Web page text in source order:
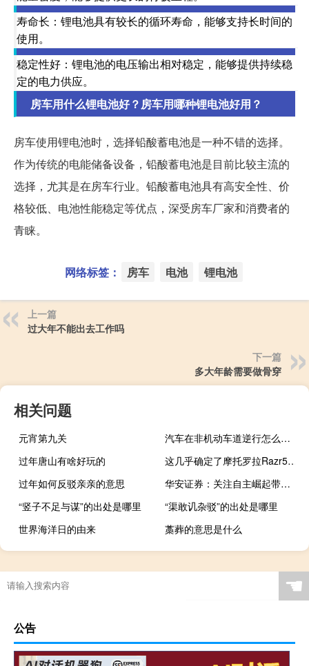
寿命长：锂电池具有较长的循环寿命，能够支持长时间的
使用。
稳定性好：锂电池的电压输出相对稳定，能够提供持续稳
定的电力供应。
房车用什么锂电池好？房车用哪种锂电池好用？
房车使用锂电池时，选择铅酸蓄电池是一种不错的选择。
作为传统的电能储备设备，铅酸蓄电池是目前比较主流的
选择，尤其是在房车行业。铅酸蓄电池具有高安全性、价
格较低、电池性能稳定等优点，深受房车厂家和消费者的
青睐。
网络标签： 房车 电池 锂电池
上一篇
过大年不能出去工作吗
下一篇
多大年龄需要做骨穿
相关问题
元宵第九关
汽车在非机动车道逆行怎么处罚
过年唐山有啥好玩的
这几乎确定了摩托罗拉Razr5G万宝龙版将在中国上�
过年如何反驳亲亲的意思
华安证券：关注自主崛起带来的汽车零部件增量机会
“竖子不足与谋”的出处是哪里
“渠敢讥杂驳”的出处是哪里
世界海洋日的由来
藁葬的意思是什么
☚
公告